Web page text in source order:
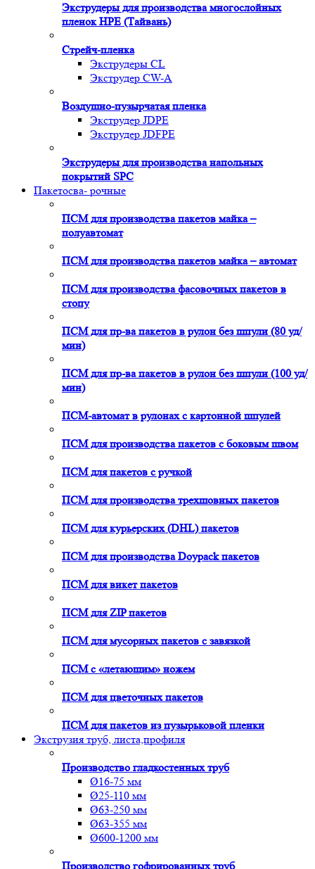
Экструдеры для производства многослойных
пленок HPE (Тайвань)
Стрейч-пленка
Экструдеры CL
Экструдер CW-A
Воздушно-пузырчатая пленка
Экструдер JDPE
Экструдер JDFPE
Экструдеры для производства напольных
покрытий SPC
Пакетосва- рочные
ПСМ для производства пакетов майка –
полуавтомат
ПСМ для производства пакетов майка – автомат
ПСМ для производства фасовочных пакетов в
стопу
ПСМ для пр-ва пакетов в рулон без шпули (80 уд/
мин)
ПСМ для пр-ва пакетов в рулон без шпули (100 уд/
мин)
ПСМ-автомат в рулонах с картонной шпулей
ПСМ для производства пакетов с боковым швом
ПСМ для пакетов с ручкой
ПСМ для производства трехшовных пакетов
ПСМ для курьерских (DHL) пакетов
ПСМ для производства Doypack пакетов
ПСМ для викет пакетов
ПСМ для ZIP пакетов
ПСМ для мусорных пакетов с завязкой
ПСМ с «летающим» ножем
ПСМ для цветочных пакетов
ПСМ для пакетов из пузырьковой пленки
Экструзия труб, листа,профиля
Производство гладкостенных труб
Ø16-75 мм
Ø25-110 мм
Ø63-250 мм
Ø63-355 мм
Ø600-1200 мм
Производство гофрированных труб